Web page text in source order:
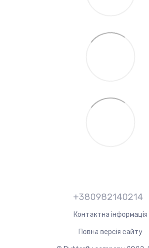
+380982140214
Контактна інформація
Повна версія сайту